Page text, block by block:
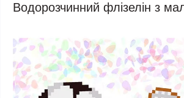
Водорозчинний флізелін з